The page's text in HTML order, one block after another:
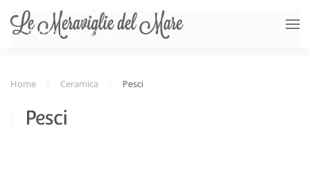
Skip to main content
Home Ceramica Pesci
Pesci